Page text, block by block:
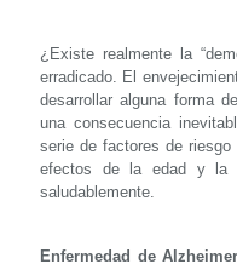
¿Existe realmente la
erradicado. El
desarrollar alguna forma
una consecuencia
serie de factores de riesgo
efectos de la edad y la
saludablemente.
Enfermedad de Alzheimer